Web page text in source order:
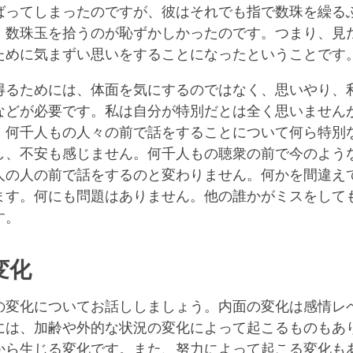
ってしまったのですが、彼はそれでも指で数珠を繰る
数珠玉を拾うのが恥ずかしかったのです。つまり、見
めに気まずい思いをすることになったということです
るためには、体面を気にするのではなく、思いやり、
どが必要です。私は自分が特別だとは全く思いません
何千人もの人々の前で話をすることについて何ら特別
、不安も感じません。何千人もの聴衆の前で今のよう
の人の前で話をするのと変わりません。何かを間違え
す。何にも問題はありません。他の誰かがミスをして
化
変化についてお話ししましょう。内面の変化は感情レ
は、加齢や外的な状況の変化によって起こるものもあ
ら生じる変化です。また、努力によって起こる変化も